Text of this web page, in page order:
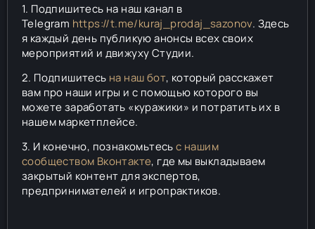
1. Подпишитесь на наш канал в
Telegram https://t.me/kuraj_prodaj_sazonov. Здесь
я каждый день публикую анонсы всех своих
мероприятий и движуху Студии.
2. Подпишитесь на наш бот, который расскажет
вам про наши игры и с помощью которого вы
можете заработать «куражики» и потратить их в
нашем маркетплейсе.
3. И конечно, познакомьтесьс нашим
сообществом Вконтакте, где мы выкладываем
закрытый контент для экспертов,
предпринимателей и игропрактиков.